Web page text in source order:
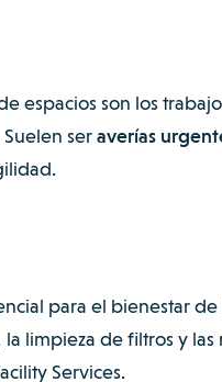
espacios son los
seraverías
para el bienestar de
limpieza de filtros y
Services.